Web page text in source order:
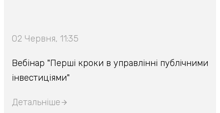
02 Червня, 11:35
Вебінар "Перші кроки в управлінні публічними
інвестиціями"
Детальніше